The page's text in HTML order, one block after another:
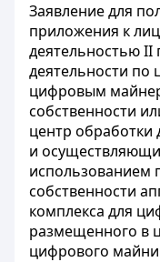
Заявление для
приложения к
деятельностью II
деятельности
цифровым
собственности
центр
и
использованием
собственности
комплекса для
размещенного в
цифрового